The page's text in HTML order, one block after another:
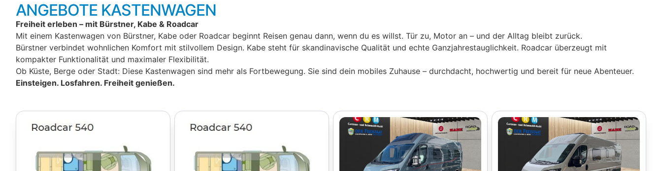
ANGEBOTE KASTENWAGEN
Freiheit erleben – mit Bürstner, Kabe & Roadcar
Mit einem Kastenwagen von Bürstner, Kabe oder Roadcar beginnt Reisen genau dann, wenn du es willst. Tür zu, Motor an – und der Alltag bleibt zurück.
Bürstner verbindet wohnlichen Komfort mit stilvollem Design. Kabe steht für skandinavische Qualität und echte Ganzjahrestauglichkeit. Roadcar überzeugt mit
kompakter Funktionalität und maximaler Flexibilität.
Ob Küste, Berge oder Stadt: Diese Kastenwagen sind mehr als Fortbewegung. Sie sind dein mobiles Zuhause – durchdacht, hochwertig und bereit für neue Abenteuer.
Einsteigen. Losfahren. Freiheit genießen.